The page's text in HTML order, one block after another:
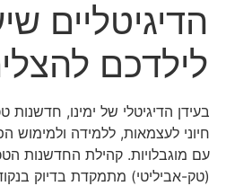
הדיגיטליים
לילדכם
בעידן הדיגיטלי של ימינו, חדשנות
חיוני לעצמאות, ללמידה ולמימוש
עם מוגבלויות. קהילת החדשנות
(טק-אביליטי) מתמקדת בדיוק